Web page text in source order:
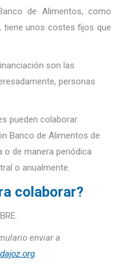
de Alimentos, como
tiene unos costes fijos que
son las
personas
pueden colaborar
Banco de Alimentos de
o de manera periódica
o anualmente.
colaborar?
enviar a
.